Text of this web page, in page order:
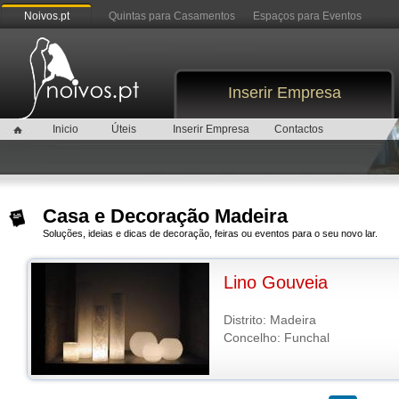
Inserir Empresa
Inicio Úteis Inserir Empresa Contactos
Noivos.pt Quintas para Casamentos Espaços para Eventos
Casa e Decoração Madeira
Soluções, ideias e dicas de decoração, feiras ou eventos para o seu novo lar.
Lino Gouveia
Distrito: Madeira
Concelho: Funchal